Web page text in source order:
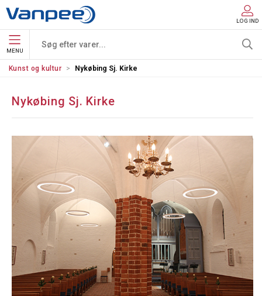
LOG IND
MENU
Kunst og kultur Nykøbing Sj. Kirke
Nykøbing Sj. Kirke